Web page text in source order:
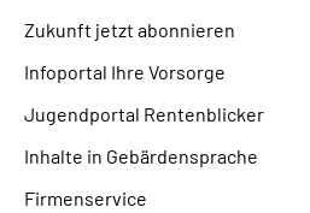
Suche
Zukunft jetzt abonnieren
Infoportal Ihre Vorsorge
Jugendportal Rentenblicker
Inhalte in Gebärdensprache
Firmenservice